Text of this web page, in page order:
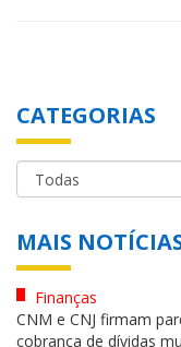
CATEGORIAS
MAIS
Finanças
CNM e CNJ firmam
cobrança de dívidas